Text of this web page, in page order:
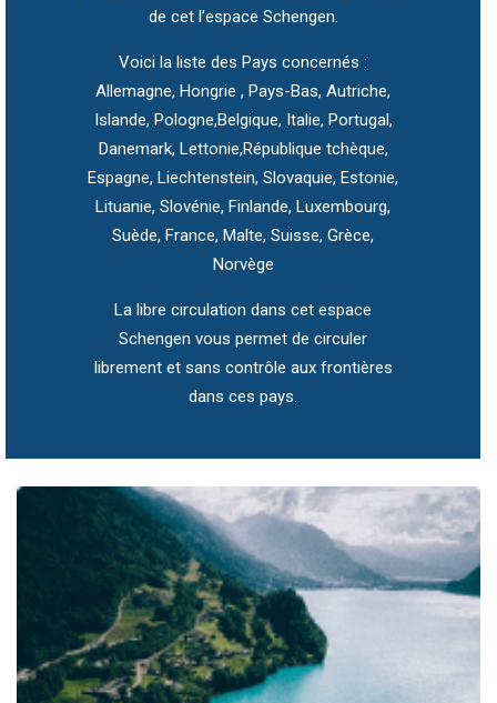
de cet l’espace Schengen.
Voici la liste des Pays concernés :
Allemagne, Hongrie , Pays-Bas, Autriche,
Islande, Pologne,Belgique, Italie, Portugal,
Danemark, Lettonie,République tchèque,
Espagne, Liechtenstein, Slovaquie, Estonie,
Lituanie, Slovénie, Finlande, Luxembourg,
Suède, France, Malte, Suisse, Grèce,
Norvège
La libre circulation dans cet espace
Schengen vous permet de circuler
librement et sans contrôle aux frontières
dans ces pays.